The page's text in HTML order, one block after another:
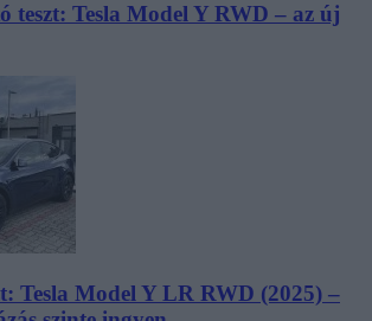
teszt: Tesla Model Y RWD – az új
Tesla Model Y LR RWD (2025) –